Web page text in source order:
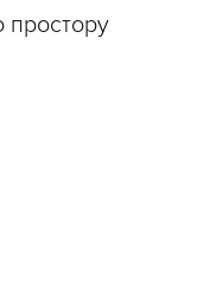
простору